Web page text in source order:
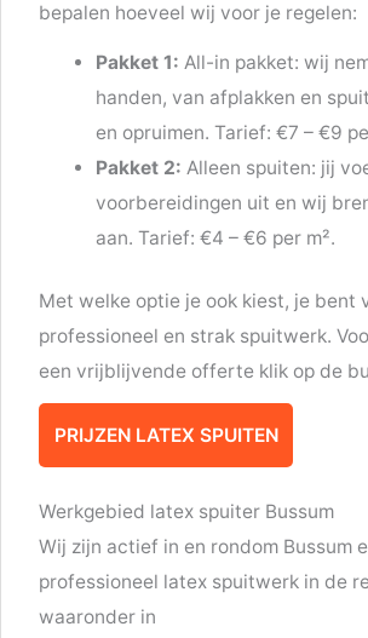
bepalen hoeveel wij voor je regelen:
Pakket 1: All-in pakket: wij
handen, van afplakken en
en opruimen. Tarief: €7 – €9
Pakket 2: Alleen spuiten: jij
voorbereidingen uit en wij
aan. Tarief: €4 – €6 per m².
Met welke optie je ook kiest, je bent
professioneel en strak spuitwerk.
een vrijblijvende offerte klik op de
PRIJZEN LATEX SPUITEN
Werkgebied latex spuiter Bussum
Wij zijn actief in en rondom Bussum
professioneel latex spuitwerk in de
waaronder in